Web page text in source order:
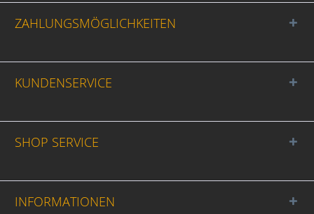
ZAHLUNGSMÖGLICHKEITEN
KUNDENSERVICE
SHOP SERVICE
INFORMATIONEN